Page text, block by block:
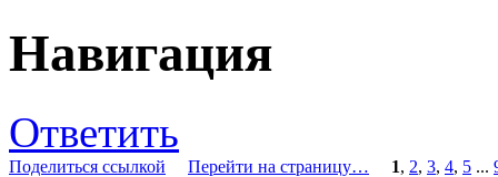
Навигация
Ответить
Поделиться ссылкой Перейти на страницу… 1, 2, 3, 4, 5 ...